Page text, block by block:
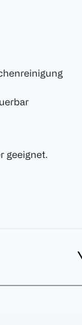
geeignet.